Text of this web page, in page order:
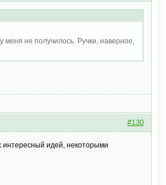
не получилось. Ручки, наверное,
#130
интересный идей, некоторыми